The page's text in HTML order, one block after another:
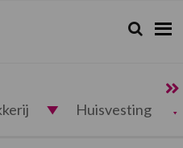
Zoeken...
Zoek
Huisvesting